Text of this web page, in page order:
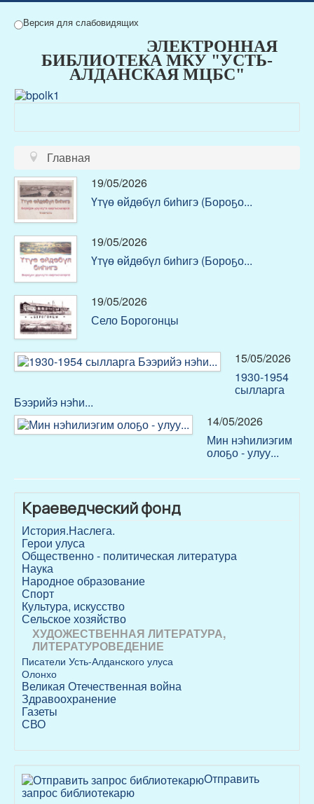
Версия для слабовидящих
ЭЛЕКТРОННАЯ
БИБЛИОТЕКА МКУ "УСТЬ-
АЛДАНСКАЯ МЦБС"
Главная
19/05/2026
Үтүө өйдөбүл биһигэ (Бороҕо...
19/05/2026
Үтүө өйдөбүл биһигэ (Бороҕо...
19/05/2026
Село Борогонцы
15/05/2026
1930-1954
сылларга
Бээрийэ нэhи...
14/05/2026
Мин нэһилиэгим
олоҕо - улуу...
Краеведческий фонд
История.Наслега.
Герои улуса
Общественно - политическая литература
Наука
Народное образование
Спорт
Культура, искусство
Сельское хозяйство
ХУДОЖЕСТВЕННАЯ ЛИТЕРАТУРА,
ЛИТЕРАТУРОВЕДЕНИЕ
Писатели Усть-Алданского улуса
Олонхо
Великая Отечественная война
Здравоохранение
Газеты
СВО
Отправить
запрос библиотекарю